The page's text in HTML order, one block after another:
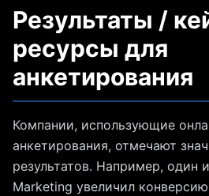
Результаты /
ресурсы для
анкетирования
Компании, использующие
анкетирования, отмечают
результатов. Например, один
Marketing увеличил